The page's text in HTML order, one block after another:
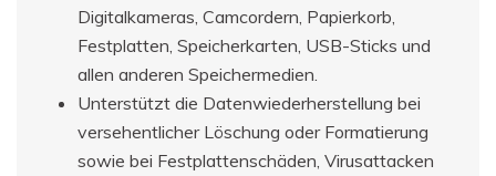
Digitalkameras, Camcordern, Papierkorb,
Festplatten, Speicherkarten, USB-Sticks und
allen anderen Speichermedien.
Unterstützt die Datenwiederherstellung bei
versehentlicher Löschung oder Formatierung
sowie bei Festplattenschäden, Virusattacken